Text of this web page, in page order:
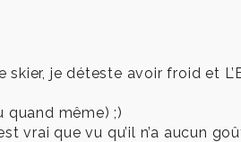
je déteste avoir froid et
quand même) ;)
vrai que vu qu’il n’a aucun